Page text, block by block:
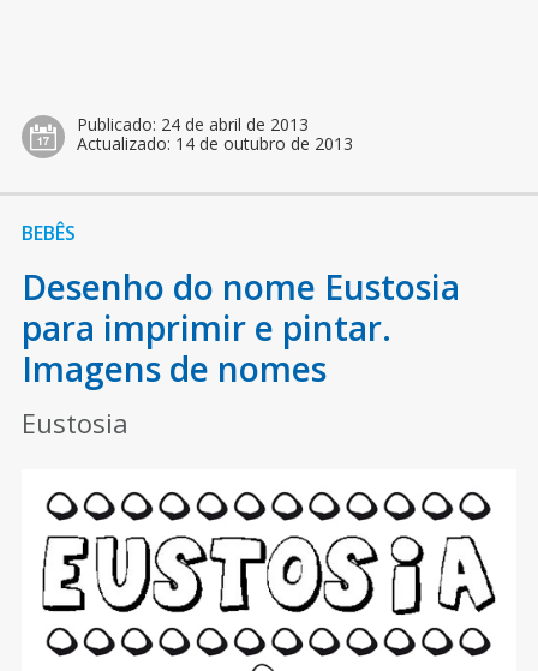
Publicado: 24 de abril de 2013
Actualizado: 14 de outubro de 2013
BEBÊS
Desenho do nome Eustosia
para imprimir e pintar.
Imagens de nomes
Eustosia